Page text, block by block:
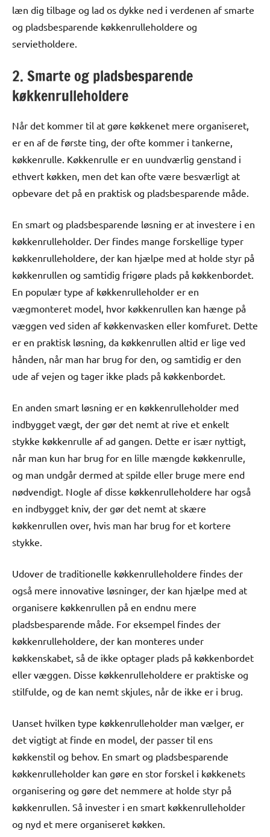
læn dig tilbage og lad os dykke ned i verdenen af smarte
og pladsbesparende køkkenrulleholdere og
servietholdere.
2. Smarte og pladsbesparende
køkkenrulleholdere
Når det kommer til at gøre køkkenet mere organiseret,
er en af de første ting, der ofte kommer i tankerne,
køkkenrulle. Køkkenrulle er en uundværlig genstand i
ethvert køkken, men det kan ofte være besværligt at
opbevare det på en praktisk og pladsbesparende måde.
En smart og pladsbesparende løsning er at investere i en
køkkenrulleholder. Der findes mange forskellige typer
køkkenrulleholdere, der kan hjælpe med at holde styr på
køkkenrullen og samtidig frigøre plads på køkkenbordet.
En populær type af køkkenrulleholder er en
vægmonteret model, hvor køkkenrullen kan hænge på
væggen ved siden af køkkenvasken eller komfuret. Dette
er en praktisk løsning, da køkkenrullen altid er lige ved
hånden, når man har brug for den, og samtidig er den
ude af vejen og tager ikke plads på køkkenbordet.
En anden smart løsning er en køkkenrulleholder med
indbygget vægt, der gør det nemt at rive et enkelt
stykke køkkenrulle af ad gangen. Dette er især nyttigt,
når man kun har brug for en lille mængde køkkenrulle,
og man undgår dermed at spilde eller bruge mere end
nødvendigt. Nogle af disse køkkenrulleholdere har også
en indbygget kniv, der gør det nemt at skære
køkkenrullen over, hvis man har brug for et kortere
stykke.
Udover de traditionelle køkkenrulleholdere findes der
også mere innovative løsninger, der kan hjælpe med at
organisere køkkenrullen på en endnu mere
pladsbesparende måde. For eksempel findes der
køkkenrulleholdere, der kan monteres under
køkkenskabet, så de ikke optager plads på køkkenbordet
eller væggen. Disse køkkenrulleholdere er praktiske og
stilfulde, og de kan nemt skjules, når de ikke er i brug.
Uanset hvilken type køkkenrulleholder man vælger, er
det vigtigt at finde en model, der passer til ens
køkkenstil og behov. En smart og pladsbesparende
køkkenrulleholder kan gøre en stor forskel i køkkenets
organisering og gøre det nemmere at holde styr på
køkkenrullen. Så invester i en smart køkkenrulleholder
og nyd et mere organiseret køkken.